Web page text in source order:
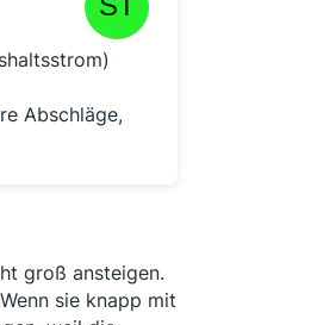
Abschläge,
groß ansteigen.
sie knapp mit